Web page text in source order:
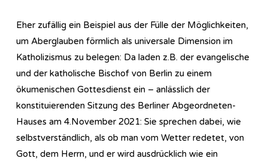
Eher zufällig ein Beispiel aus der Fülle der Möglichkeiten,
um Aberglauben förmlich als universale Dimension im
Katholizismus zu belegen: Da laden z.B. der evangelische
und der katholische Bischof von Berlin zu einem
ökumenischen Gottesdienst ein – anlässlich der
konstituierenden Sitzung des Berliner Abgeordneten-
Hauses am 4.November 2021: Sie sprechen dabei, wie
selbstverständlich, als ob man vom Wetter redetet, von
Gott, dem Herrn, und er wird ausdrücklich wie ein